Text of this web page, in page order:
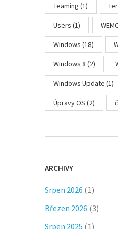
Teaming (1)
Users (1)
Windows (18)
Windows 8 (2)
Windows Update (1)
Úpravy OS (2)
ARCHIVY
Srpen 2026 (1)
Březen 2026 (3)
Srpen 2025 (1)